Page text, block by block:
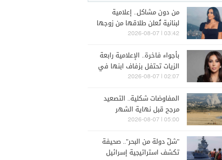
من دون مشاكل.. إعلامية
لبنانية تُعلن طلاقها من زوجها
رجل الأعمال
03:42 | 2026-08-07
بأجواء فاخرة.. الإعلامية رابعة
الزيات تحتفل بزفاف ابنها في
البترون (فيديو)
02:07 | 2026-08-07
المفاوضات شكلية.. التصعيد
مرجح قبل نهاية الشهر
05:00 | 2026-08-07
"شلّ دولة من البحر".. صحيفة
تكشف استراتيجية إسرائيل